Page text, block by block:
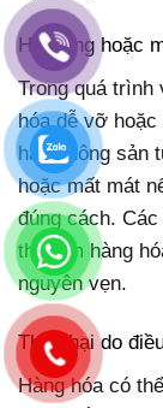
Hư hỏng hoặc
Trong quá trình
hóa dễ vỡ
hàng nông sản
hoặc mất mát
đúng cách.
thể làm hàng
nguyên vẹn.
Thiệt hại do
Hàng hóa có